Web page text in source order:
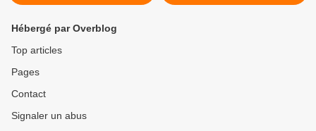
Hébergé par Overblog
Top articles
Pages
Contact
Signaler un abus